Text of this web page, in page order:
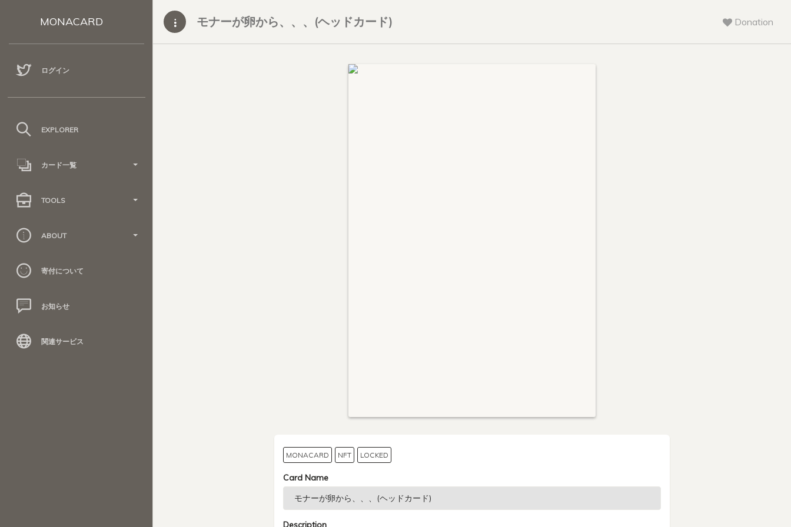
MONACARD
ログイン
EXPLORER
カード一覧
TOOLS
ABOUT
寄付について
お知らせ
関連サービス
モナーが卵から、、、(ヘッドカード) Donation
MONACARD NFT LOCKED
Card Name
Description